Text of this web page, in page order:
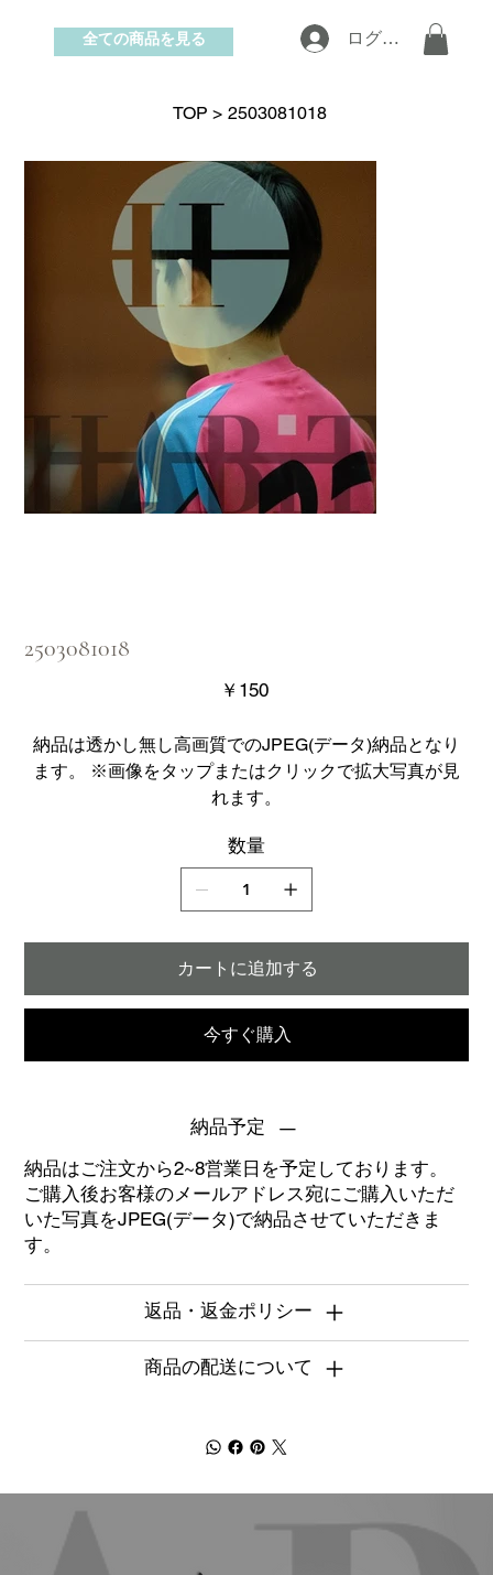
お問い合わせ
ログイン
全ての商品を見る
TOP > 2503081018
2503081018
価
格
￥150
納品は透かし無し高画質でのJPEG(データ)納品となり
ます。 ※画像をタップまたはクリックで拡大写真が見
れます。
数量
カートに追加する
今すぐ購入
納品予定
納品はご注文から2~8営業日を予定しております。
ご購入後お客様のメールアドレス宛にご購入いただ
いた写真をJPEG(データ)で納品させていただきま
す。
返品・返金ポリシー
商品の配送について